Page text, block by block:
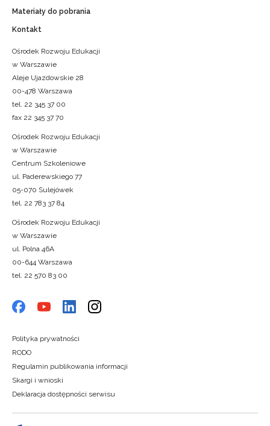
Materiały do pobrania
Kontakt
Ośrodek Rozwoju Edukacji
w Warszawie
Aleje Ujazdowskie 28
00-478 Warszawa
tel. 22 345 37 00
fax 22 345 37 70
Ośrodek Rozwoju Edukacji
w Warszawie
Centrum Szkoleniowe
ul. Paderewskiego 77
05-070 Sulejówek
tel. 22 783 37 84
Ośrodek Rozwoju Edukacji
w Warszawie
ul. Polna 46A
00-644 Warszawa
tel. 22 570 83 00
Polityka prywatności
RODO
Regulamin publikowania informacji
Skargi i wnioski
Deklaracja dostępności serwisu